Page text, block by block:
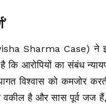
Sharma Case) ने इस
कि आरोपियों का संबंध
विश्वास को कमजोर
वकील है और सास पूर्व जज